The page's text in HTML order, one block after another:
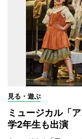
見る・遊ぶ
ミュージカル「
学2年生も出演